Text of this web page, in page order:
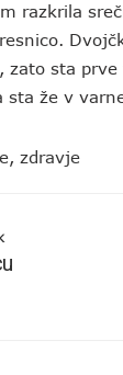
razkrila
zato sta
sta že v
, zdravje